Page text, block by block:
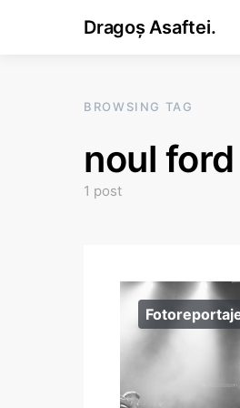
Dragoș Asaftei.
BROWSING TAG
noul
1 post